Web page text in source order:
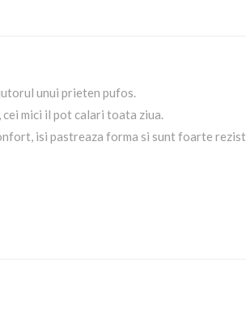
unui prieten pufos.
mici il pot calari toata ziua.
isi pastreaza forma si sunt foarte